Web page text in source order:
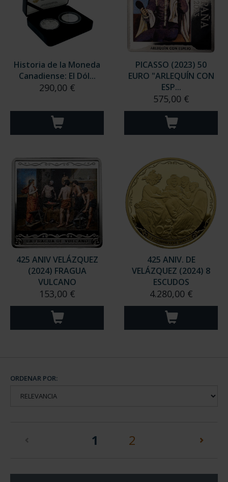
Historia de la Moneda
Canadiense: El Dól...
290,00 €
PICASSO (2023) 50
EURO "ARLEQUÍN CON
ESP...
575,00 €
425 ANIV VELÁZQUEZ
(2024) FRAGUA
VULCANO
153,00 €
425 ANIV. DE
VELÁZQUEZ (2024) 8
ESCUDOS
4.280,00 €
ORDENAR POR:
1 (current)
2